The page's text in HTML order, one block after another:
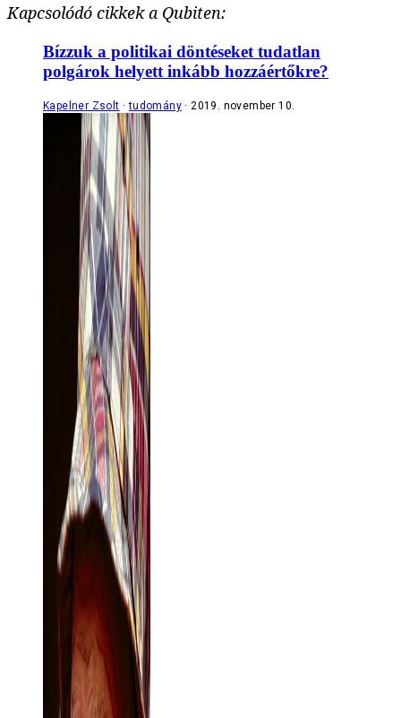
Kapcsolódó cikkek a Qubiten:
Bízzuk a politikai döntéseket tudatlan
polgárok helyett inkább hozzáértőkre?
Kapelner Zsolt tudomány 2019. november 10.